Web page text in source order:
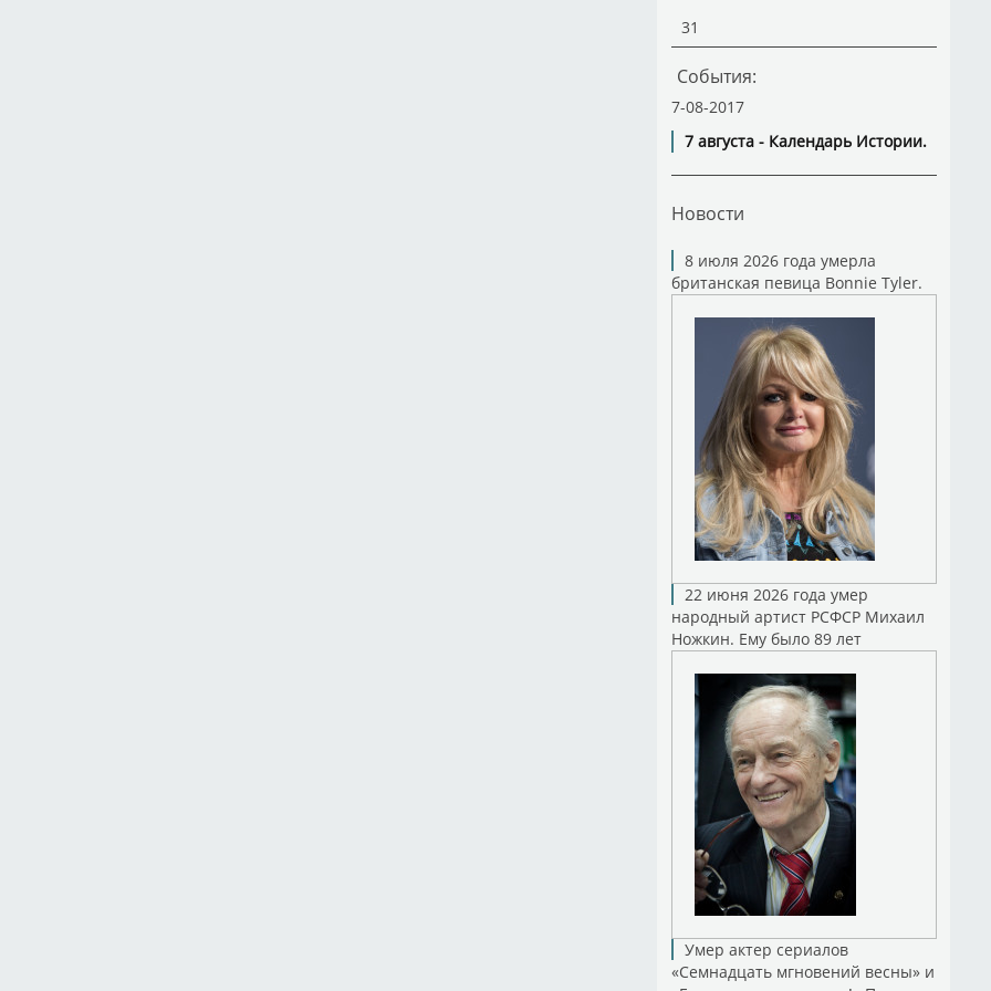
31
События:
7-08-2017
7 августа - Календарь Истории.
Новости
8 июля 2026 года умерла
британская певица Bonnie Tyler.
22 июня 2026 года умер
народный артист РСФСР Михаил
Ножкин. Ему было 89 лет
Умер актер сериалов
«Семнадцать мгновений весны» и